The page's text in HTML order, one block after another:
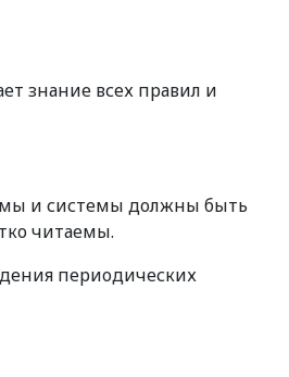
знание всех правил и
и системы должны быть
читаемы.
периодических